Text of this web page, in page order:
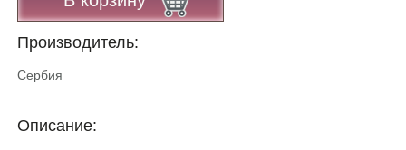
Производитель:
Сербия
Описание: